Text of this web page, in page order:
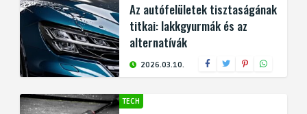
Az autófelületek tisztaságának
titkai: lakkgyurmák és az
alternatívák
2026.03.10.
TECH